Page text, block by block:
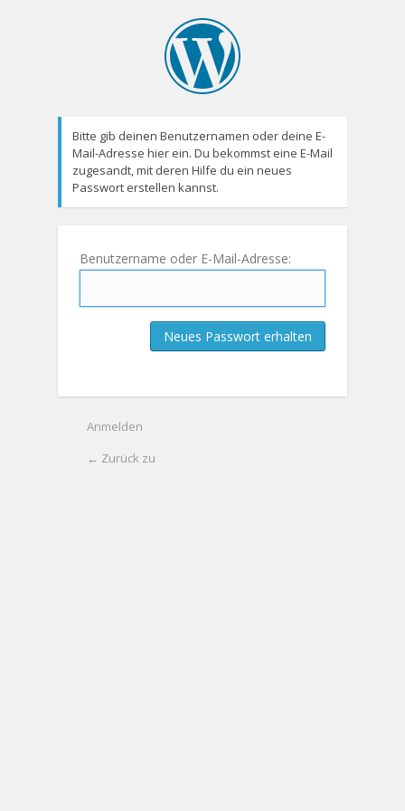
Bitte gib deinen Benutzernamen oder deine E-
Mail-Adresse hier ein. Du bekommst eine E-Mail
zugesandt, mit deren Hilfe du ein neues
Passwort erstellen kannst.
Benutzername oder E-Mail-Adresse:
Anmelden
← Zurück zu